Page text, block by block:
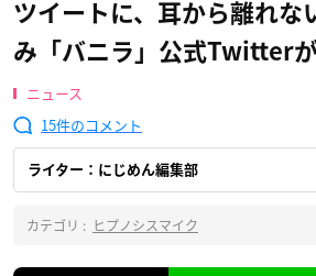
ツイートに、耳から離れな
み「バニラ」公式Twitter
ニュース
15
ライター：にじめん編集部
カテゴリ : ヒプノシスマイク